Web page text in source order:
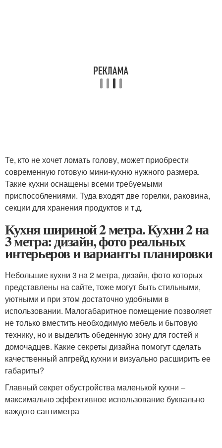
Те, кто не хочет ломать голову, может приобрести
современную готовую мини-кухню нужного размера.
Такие кухни оснащены всеми требуемыми
приспособлениями. Туда входят две горелки, раковина,
секции для хранения продуктов и т.д.
Кухня шириной 2 метра. Кухни 2 на
3 метра: дизайн, фото реальных
интерьеров и варианты планировки
Небольшие кухни 3 на 2 метра, дизайн, фото которых
представлены на сайте, тоже могут быть стильными,
уютными и при этом достаточно удобными в
использовании. Малогабаритное помещение позволяет
не только вместить необходимую мебель и бытовую
технику, но и выделить обеденную зону для гостей и
домочадцев. Какие секреты дизайна помогут сделать
качественный апгрейд кухни и визуально расширить ее
габариты?
Главный секрет обустройства маленькой кухни –
максимально эффективное использование буквально
каждого сантиметра